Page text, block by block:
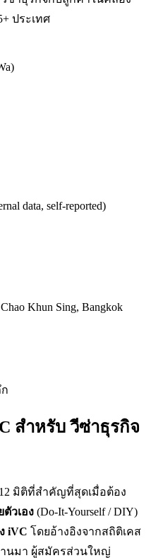
ประเทศ
data, self-reported)
Khun Sing, Bangkok
ก
สำหรับวีซ่าธุรกิจ
มิติที่สำคัญที่สุดเมื่อต้อง
ตัวเอง (Do-It-Yourself / DIY)
iVC โดยอ้างอิงจากสถิติเคส
านมา ผู้สมัครส่วนใหญ่